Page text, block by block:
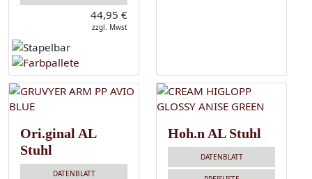
44,95 €
zzgl. Mwst
Ori.ginal AL
Stuhl
DATENBLATT
Hoh.n AL Stuhl
DATENBLATT